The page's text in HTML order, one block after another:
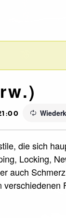
die sich
Locking,
auch